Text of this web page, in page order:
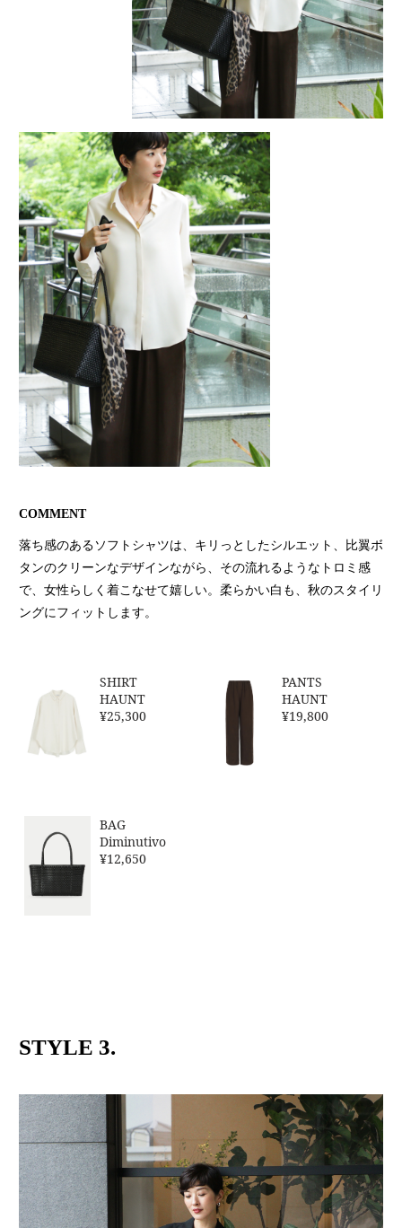
COMMENT
落ち感のあるソフトシャツは、キリっとしたシルエット、比翼ボ
タンのクリーンなデザインながら、その流れるようなトロミ感
で、女性らしく着こなせて嬉しい。柔らかい白も、秋のスタイリ
ングにフィットします。
SHIRT
HAUNT
¥25,300
PANTS
HAUNT
¥19,800
BAG
Diminutivo
¥12,650
STYLE 3.